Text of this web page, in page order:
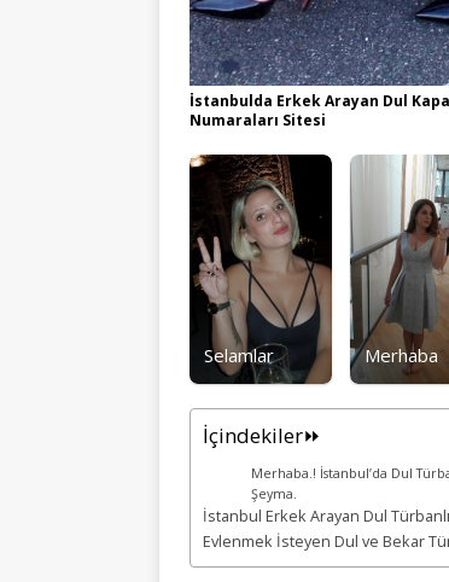
İstanbulda Erkek Arayan Dul
Numaraları Sitesi
Selamlar Merhaba
İçindekiler⏩
Merhaba.! İstanbul’da Dul
Şeyma.
İstanbul Erkek Arayan Dul
Evlenmek İsteyen Dul ve Bekar